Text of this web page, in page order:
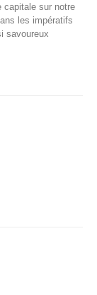
capitale sur notre
les impératifs
savoureux